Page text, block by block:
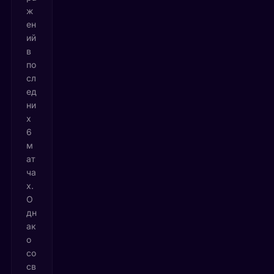
ж
ен
ий
в
по
сл
ед
ни
х
6
м
ат
ча
х.
О
дн
ак
о
со
св